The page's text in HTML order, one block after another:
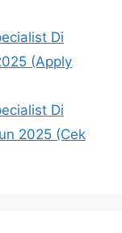
Di
(Apply
Di
2025 (Cek